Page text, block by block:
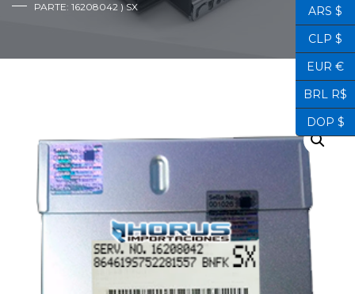
PARTE: 16208042 ) SX
ARS $
CLP $
EUR €
BRL R$
DOP $